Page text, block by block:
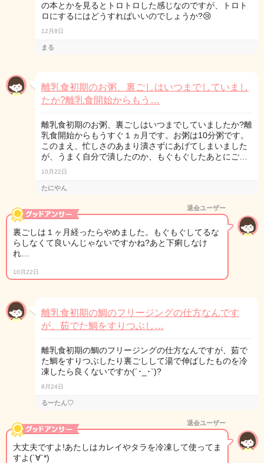
の本とかを見るとトロトロした感じなのですが、トロト
ロにするにはどうすればいいのでしょうか?😢
12月8日
まる
離乳食初期のお粥、裏ごしはいつまでしていまし
たか?離乳食開始からもう…
離乳食初期のお粥、裏ごしはいつまでしていましたか?離
乳食開始からもうすぐ１ヵ月です。お粥は10分粥です。
このまえ、忙しさのあまり潰さずにあげてしまいました
が、うまく自分で潰したのか、もぐもぐしたあとにご…
10月22日
たにやん
退会ユーザー
裏ごしは１ヶ月経ったらやめました。もぐもぐしてるな
らしなくて良いんじゃないですかね?あと下痢しなけ
れ…
10月22日
離乳食初期の鯛のフリージングの仕方なんです
が、茹でた鯛をすりつぶし…
離乳食初期の鯛のフリージングの仕方なんですが、茹で
た鯛をすりつぶしたり裏ごしして湯で伸ばしたものを冷
凍したら良くないですか(´･_･`)?
8月24日
るーたん♡
退会ユーザー
大丈夫ですよ!あたしはカレイやタラを冷凍して使ってま
すよ(´∀`*)